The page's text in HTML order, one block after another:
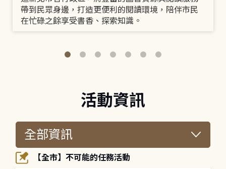
帶到民眾身邊，打造更便利的閱讀環境，陪伴市民
在忙碌之餘享受書香、探索知識。
活動資訊
【全市】不可能的任務活動